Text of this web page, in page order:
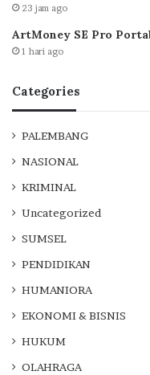
23 jam ago
ArtMoney SE Pro
1 hari ago
Categories
PALEMBANG
NASIONAL
KRIMINAL
Uncategorized
SUMSEL
PENDIDIKAN
HUMANIORA
EKONOMI & BISNIS
HUKUM
OLAHRAGA